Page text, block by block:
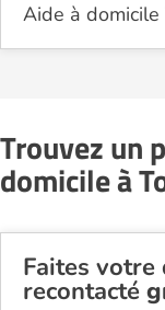
Aide à
Trouvez un
domicile à
Faites votre
recontacté